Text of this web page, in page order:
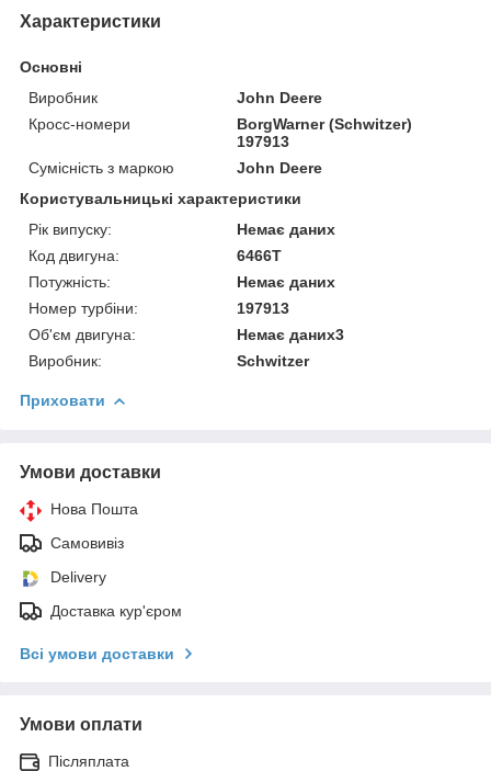
Характеристики
Основні
Виробник
John Deere
Кросс-номери
BorgWarner (Schwitzer)
197913
Сумісність з маркою
John Deere
Користувальницькі характеристики
Рік випуску:
Немає даних
Код двигуна:
6466T
Потужність:
Немає даних
Номер турбіни:
197913
Об'єм двигуна:
Немає даних3
Виробник:
Schwitzer
Приховати
Умови доставки
Нова Пошта
Самовивіз
Delivery
Доставка кур'єром
Всі умови доставки
Умови оплати
Післяплата